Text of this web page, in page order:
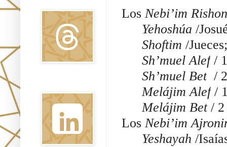
Los Nebi’im
Yehoshúa /
Shoftim /
Sh’muel Alef /
Sh’muel Bet /
Melájim Alef /
Melájim Bet /
Los Nebi’im
Yeshayah /